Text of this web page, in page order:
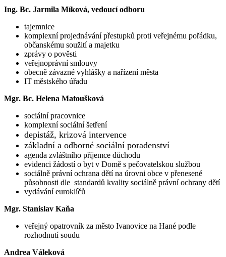
Ing. Bc. Jarmila Míková, vedoucí odboru
tajemnice
komplexní projednávání přestupků proti veřejnému pořádku,
občanskému soužití a majetku
zprávy o pověsti
veřejnoprávní smlouvy
obecně závazné vyhlášky a nařízení města
IT městského úřadu
Mgr. Bc. Helena Matoušková
sociální pracovnice
komplexní sociální šetření
depistáž, krizová intervence
základní a odborné sociální poradenství
agenda zvláštního příjemce důchodu
evidenci žádostí o byt v Domě s pečovatelskou službou
sociálně právní ochrana dětí na úrovni obce v přenesené
působnosti dle standardů kvality sociálně právní ochrany dětí
vydávání euroklíčů
Mgr. Stanislav Kaňa
veřejný opatrovník za město Ivanovice na Hané podle
rozhodnutí soudu
Andrea Váleková